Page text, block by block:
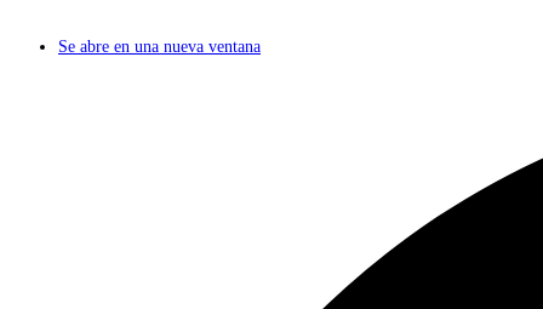
Se abre en una nueva ventana